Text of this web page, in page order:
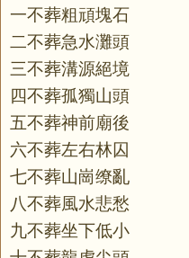
一不葬粗頑塊石
二不葬急水灘頭
三不葬溝源絕境
四不葬孤獨山頭
五不葬神前廟後
六不葬左右林囚
七不葬山崗缭亂
八不葬風水悲愁
九不葬坐下低小